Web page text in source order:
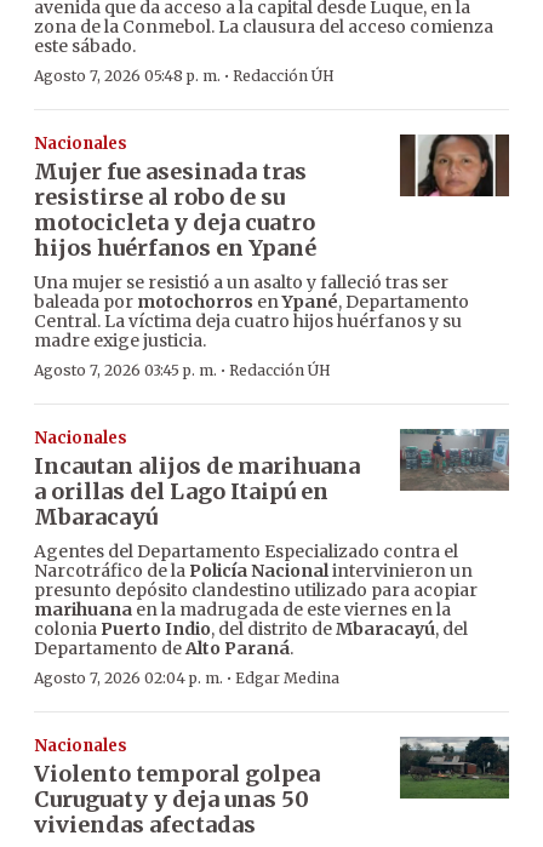
avenida que da acceso a la capital desde Luque, en la
zona de la Conmebol. La clausura del acceso comienza
este sábado.
Agosto 7, 2026 05:48 p. m. · Redacción ÚH
Nacionales
Mujer fue asesinada tras
resistirse al robo de su
motocicleta y deja cuatro
hijos huérfanos en Ypané
Una mujer se resistió a un asalto y falleció tras ser
baleada por motochorros enYpané, Departamento
Central. La víctima deja cuatro hijos huérfanos y su
madre exige justicia.
Agosto 7, 2026 03:45 p. m. · Redacción ÚH
Nacionales
Incautan alijos de marihuana
a orillas del Lago Itaipú en
Mbaracayú
Agentes del Departamento Especializado contra el
Narcotráfico de la Policía Nacionalintervinieron un
presunto depósito clandestino utilizado para acopiar
marihuana en la madrugada de este viernes en la
colonia Puerto Indio, del distrito deMbaracayú, del
Departamento deAlto Paraná.
Agosto 7, 2026 02:04 p. m. · Edgar Medina
Nacionales
Violento temporal golpea
Curuguaty y deja unas 50
viviendas afectadas